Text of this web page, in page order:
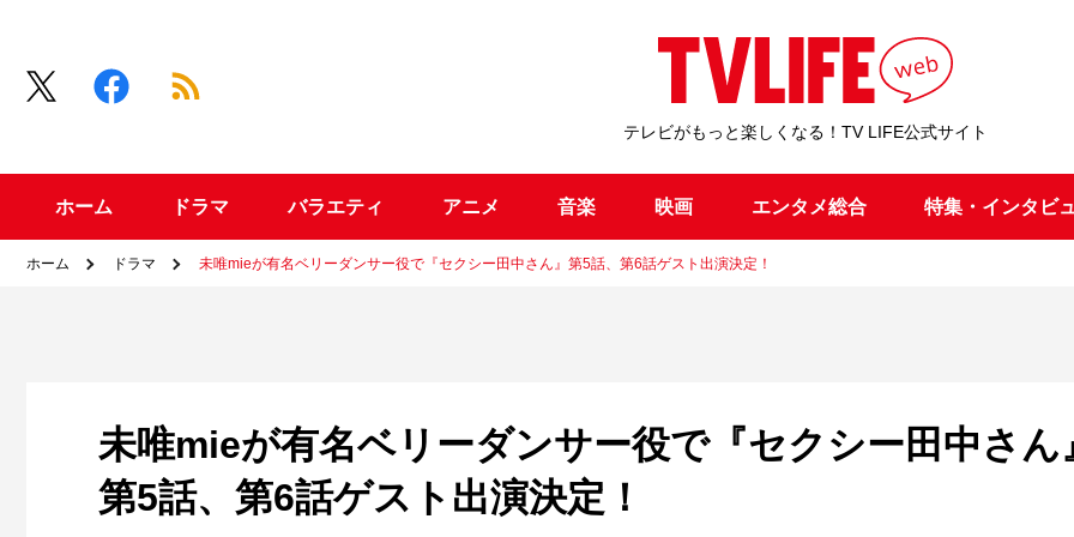
テレビがもっと楽しくなる！TV LIFE公式サイト
ホーム ドラマ バラエティ アニメ 音楽 映画 エンタメ総合 特集・インタビ
ホーム ドラマ 未唯mieが有名ベリーダンサー役で『セクシー田中さん』第5話、第6話ゲスト出演決定！
未唯mieが有名ベリーダンサー役で『セクシー田中さん
第5話、第6話ゲスト出演決定！